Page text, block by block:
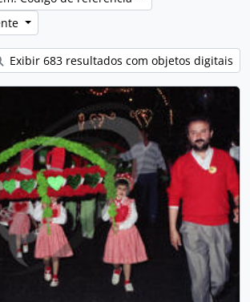
Exibir 683 resultados com objetos digitais